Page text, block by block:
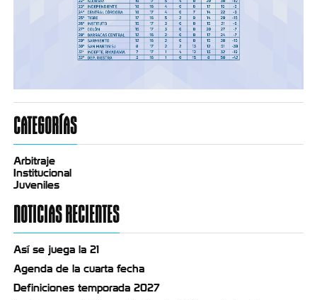
CATEGORÍAS
Arbitraje
Institucional
Juveniles
NOTICIAS RECIENTES
Así se juega la 21
Agenda de la cuarta fecha
Definiciones temporada 2027